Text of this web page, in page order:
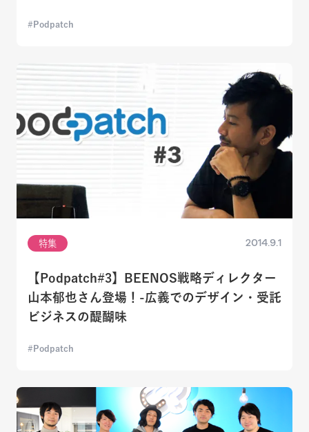
Podpatch
特集 2014.9.1
【Podpatch#3】BEENOS戦略ディレクター
山本郁也さん登場！-広義でのデザイン・受託
ビジネスの醍醐味
Podpatch